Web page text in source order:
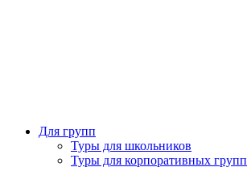
Для групп
Туры для школьников
Туры для корпоративных групп